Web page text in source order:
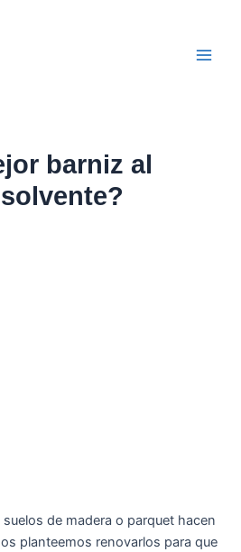
barniz al
de madera o parquet hacen
planteemos renovarlos para que